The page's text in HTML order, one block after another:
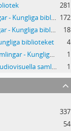
281
Särskilda boksamlingar - Kungliga biblioteket 172
Särskilda bildsamlingar - Kungliga biblioteket
18
biblioteket
4
Händelsestyrda insamlingar - Kungliga biblioteket
1
Dokumentation till audiovisuella samlingar - Kungliga biblioteket
1
337
54